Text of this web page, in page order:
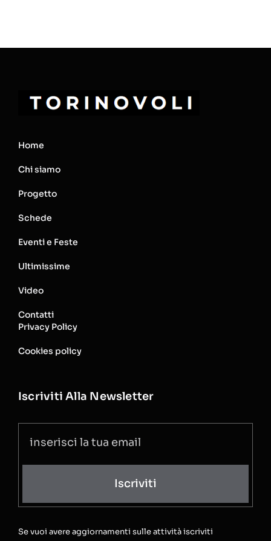
Home
Chi siamo
Progetto
Schede
Eventi e Feste
Ultimissime
Video
Contatti
Privacy Policy
Cookies policy
Iscriviti Alla Newsletter
Iscriviti
Se vuoi avere aggiornamenti sulle attività iscriviti